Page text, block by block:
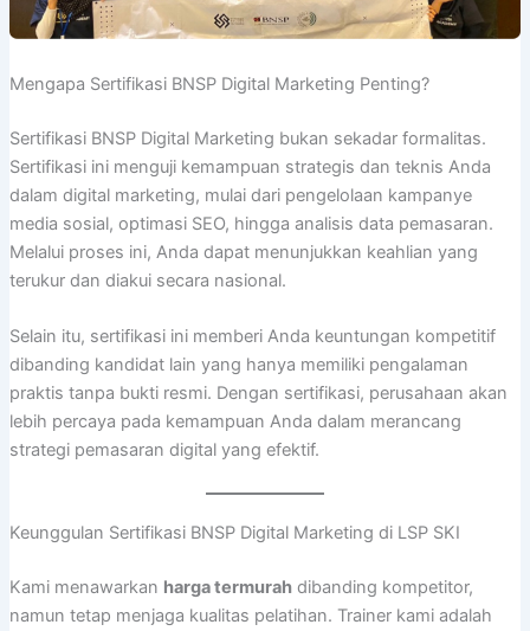
Mengapa Sertifikasi BNSP Digital Marketing Penting?
Sertifikasi BNSP Digital Marketing bukan sekadar formalitas.
Sertifikasi ini menguji kemampuan strategis dan teknis Anda
dalam digital marketing, mulai dari pengelolaan kampanye
media sosial, optimasi SEO, hingga analisis data pemasaran.
Melalui proses ini, Anda dapat menunjukkan keahlian yang
terukur dan diakui secara nasional.
Selain itu, sertifikasi ini memberi Anda keuntungan kompetitif
dibanding kandidat lain yang hanya memiliki pengalaman
praktis tanpa bukti resmi. Dengan sertifikasi, perusahaan akan
lebih percaya pada kemampuan Anda dalam merancang
strategi pemasaran digital yang efektif.
Keunggulan Sertifikasi BNSP Digital Marketing di LSP SKI
Kami menawarkan harga termurahdibanding kompetitor,
namun tetap menjaga kualitas pelatihan. Trainer kami adalah